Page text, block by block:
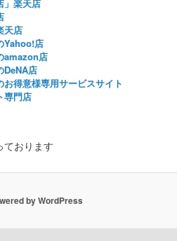
」楽天店
天店
Yahoo!店
amazon店
DeNA店
得意様専用サービスサイト
専門店
ております
by WordPress